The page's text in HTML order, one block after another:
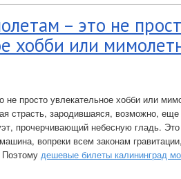
– это не
хобби или
просто увлекательное хобби или
страсть, зародившаяся, возможно, еще
прочерчивающий небесную гладь.
вопреки всем законам
Поэтому дешевые билеты калининград